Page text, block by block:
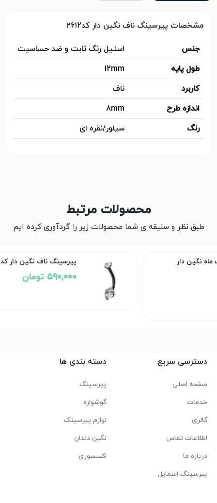
مشخصات پیرسینگ ناف نگین دار کد۲۶۱2
جنس
استیل رنگ ثابت و ضد حساسیت
طول پایه
12mm
کاربرد
ناف
اندازه طرح
8mm
رنگ
سیلور/نقره ای
محصولات مرتبط
طبق نظر و سلیقه ی شما محصولات زیر را گردآوری کرده ایم
پیرسینگ ناف نگین دار کد۲۶۰۷
590,000 تومان
دسترسی سریع
صفحه اصلی
خدمات
گالری
اطلاعات تماس
درباره ما
پیرسینگ اسمایل
دسته بندی ها
پیرسینگ
گوشواره
لوازم پیرسینگ
نگین دندان
اکسسوری